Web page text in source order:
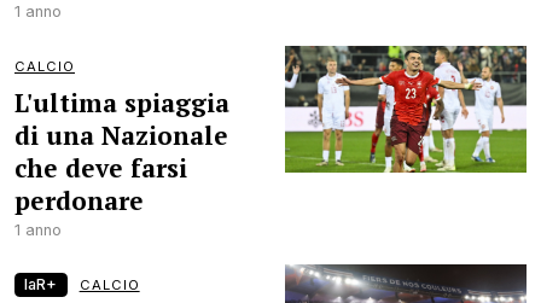
1 anno
CALCIO
L'ultima spiaggia
di una Nazionale
che deve farsi
perdonare
1 anno
laR+ CALCIO